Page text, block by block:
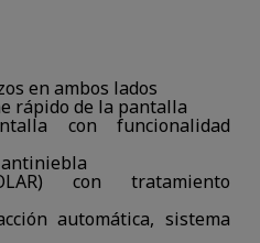
en ambos lados
rápido de la pantalla
con funcionalidad
con tratamiento
automática, sistema